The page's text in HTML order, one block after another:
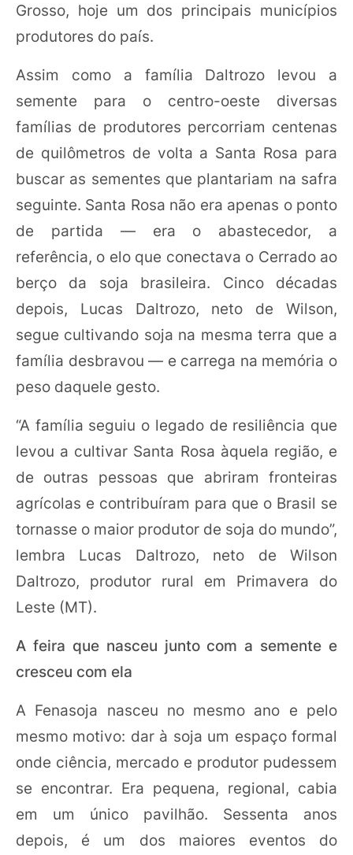
Grosso, hoje um dos principais municípios
produtores do país.
Assim como a família Daltrozo levou a
semente para o centro-oeste diversas
famílias de produtores percorriam centenas
de quilômetros de volta a Santa Rosa para
buscar as sementes que plantariam na safra
seguinte. Santa Rosa não era apenas o ponto
de partida — era o abastecedor, a
referência, o elo que conectava o Cerrado ao
berço da soja brasileira. Cinco décadas
depois, Lucas Daltrozo, neto de Wilson,
segue cultivando soja na mesma terra que a
família desbravou — e carrega na memória o
peso daquele gesto.
“A família seguiu o legado de resiliência que
levou a cultivar Santa Rosa àquela região, e
de outras pessoas que abriram fronteiras
agrícolas e contribuíram para que o Brasil se
tornasse o maior produtor de soja do mundo”,
lembra Lucas Daltrozo, neto de Wilson
Daltrozo, produtor rural em Primavera do
Leste (MT).
A feira que nasceu junto com a semente e
cresceu com ela
A Fenasoja nasceu no mesmo ano e pelo
mesmo motivo: dar à soja um espaço formal
onde ciência, mercado e produtor pudessem
se encontrar. Era pequena, regional, cabia
em um único pavilhão. Sessenta anos
depois, é um dos maiores eventos do